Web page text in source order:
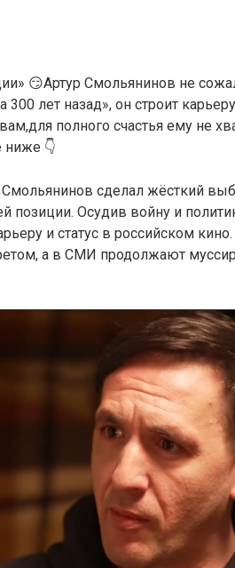
😏Артур Смольянинов не
300 лет назад», он строит
полного счастья ему не
ниже 👇
Смольянинов сделал жёсткий
позиции. Осудив войну и
и статус в российском кино.
а в СМИ продолжают